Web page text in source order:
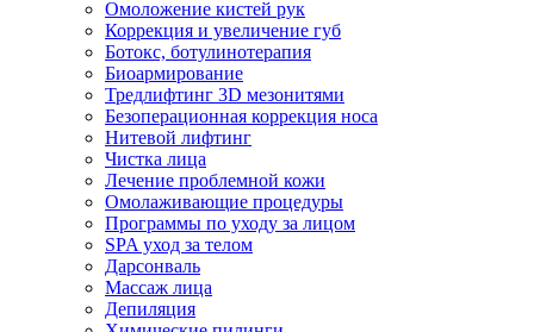
Омоложение кистей рук
Коррекция и увеличение губ
Ботокс, ботулинотерапия
Биоармирование
Тредлифтинг 3D мезонитями
Безоперационная коррекция носа
Нитевой лифтинг
Чистка лица
Лечение проблемной кожи
Омолаживающие процедуры
Программы по уходу за лицом
SPA уход за телом
Дарсонваль
Массаж лица
Депиляция